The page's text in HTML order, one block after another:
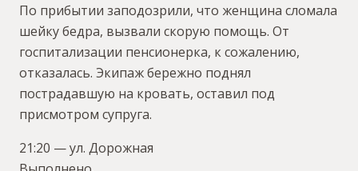
По прибытии заподозрили, что женщина сломала
шейку бедра, вызвали скорую помощь. От
госпитализации пенсионерка, к сожалению,
отказалась. Экипаж бережно поднял
пострадавшую на кровать, оставил под
присмотром супруга.
21:20 — ул. Дорожная